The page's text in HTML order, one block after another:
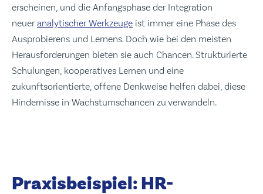
erscheinen, und die Anfangsphase der Integration
neuer analytischer Werkzeuge ist immer eine Phase des
Ausprobierens und Lernens. Doch wie bei den meisten
Herausforderungen bieten sie auch Chancen. Strukturierte
Schulungen, kooperatives Lernen und eine
zukunftsorientierte, offene Denkweise helfen dabei, diese
Hindernisse in Wachstumschancen zu verwandeln.
Praxisbeispiel: HR-